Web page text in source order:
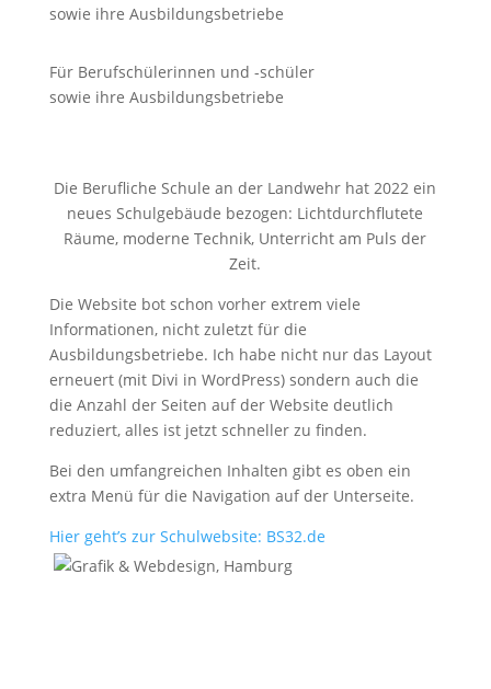
sowie ihre Ausbildungsbetriebe
Für Berufschülerinnen und -schüler
sowie ihre Ausbildungsbetriebe
Die Berufliche Schule an der Landwehr hat 2022 ein
neues Schulgebäude bezogen: Lichtdurchflutete
Räume, moderne Technik, Unterricht am Puls der
Zeit.
Die Website bot schon vorher extrem viele
Informationen, nicht zuletzt für die
Ausbildungsbetriebe. Ich habe nicht nur das Layout
erneuert (mit Divi in WordPress) sondern auch die
die Anzahl der Seiten auf der Website deutlich
reduziert, alles ist jetzt schneller zu finden.
Bei den umfangreichen Inhalten gibt es oben ein
extra Menü für die Navigation auf der Unterseite.
Hier geht’s zur Schulwebsite: BS32.de